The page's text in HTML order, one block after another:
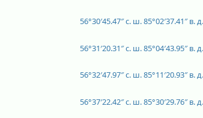
56°30′45.47″ с. ш.85°02′37.41″ в. д.
56°31′20.31″ с. ш.85°04′43.95″ в. д.
56°32′47.97″ с. ш.85°11′20.93″ в. д.
56°37′22.42″ с. ш.85°30′29.76″ в. д.